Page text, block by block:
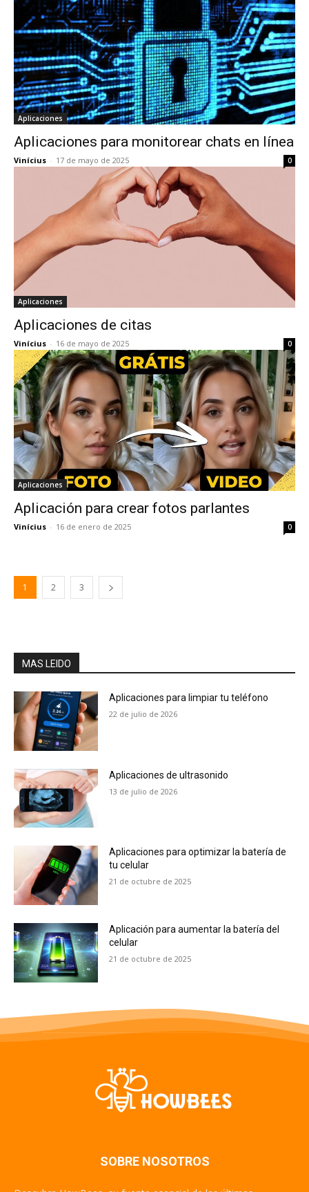
Aplicaciones
Aplicaciones para monitorear chats en línea
Vinícius - 17 de mayo de 2025 0
Aplicaciones
Aplicaciones de citas
Vinícius - 16 de mayo de 2025 0
Aplicaciones
Aplicación para crear fotos parlantes
Vinícius - 16 de enero de 2025 0
1 2 3
MAS LEIDO
Aplicaciones para limpiar tu teléfono
22 de julio de 2026
Aplicaciones de ultrasonido
13 de julio de 2026
Aplicaciones para optimizar la batería de
tu celular
21 de octubre de 2025
Aplicación para aumentar la batería del
celular
21 de octubre de 2025
SOBRE NOSOTROS